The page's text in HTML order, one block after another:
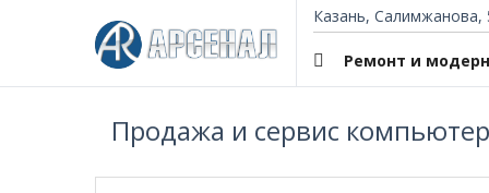
Казань,
Ремонт и
Продажа и сервис